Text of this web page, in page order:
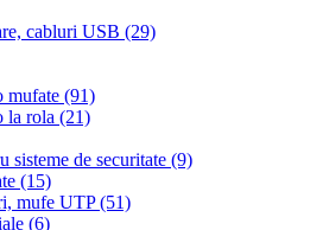
cabluri USB (29)
mufate (91)
la rola (21)
sisteme de securitate (9)
(15)
mufe UTP(51)
(6)